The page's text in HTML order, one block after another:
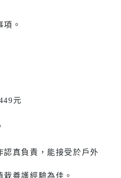
項。
元
認真負責，能接受於戶外
養護經驗為佳。